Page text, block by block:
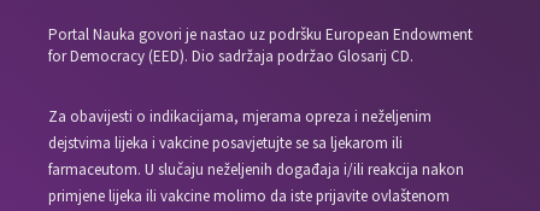
Portal Nauka govori je nastao uz podršku European Endowment
for Democracy (EED). Dio sadržaja podržao Glosarij CD.
Za obavijesti o indikacijama, mjerama opreza i neželjenim
dejstvima lijeka i vakcine posavjetujte se sa ljekarom ili
farmaceutom. U slučaju neželjenih događaja i/ili reakcija nakon
primjene lijeka ili vakcine molimo da iste prijavite ovlaštenom